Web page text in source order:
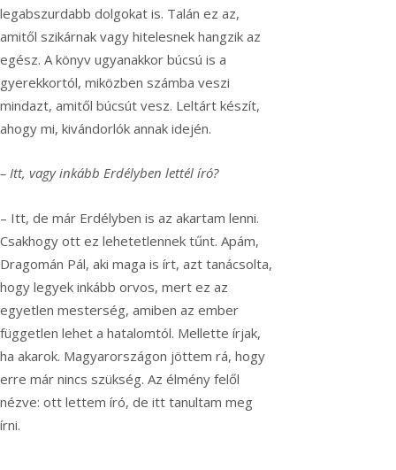
legabszurdabb dolgokat is. Talán ez az,
amitől szikárnak vagy hitelesnek hangzik az
egész. A könyv ugyanakkor búcsú is a
gyerekkortól, miközben számba veszi
mindazt, amitől búcsút vesz. Leltárt készít,
ahogy mi, kivándorlók annak idején.
– Itt, vagy inkább Erdélyben lettél író?
– Itt, de már Erdélyben is az akartam lenni.
Csakhogy ott ez lehetetlennek tűnt. Apám,
Dragomán Pál, aki maga is írt, azt tanácsolta,
hogy legyek inkább orvos, mert ez az
egyetlen mesterség, amiben az ember
független lehet a hatalomtól. Mellette írjak,
ha akarok. Magyarországon jöttem rá, hogy
erre már nincs szükség. Az élmény felől
nézve: ott lettem író, de itt tanultam meg
írni.